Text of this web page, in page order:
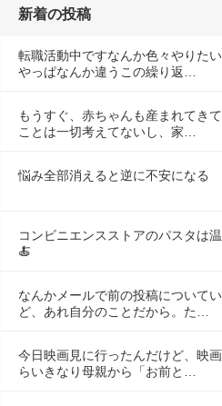
新着の投稿
転職活動中ですなんか色々やりた
やっぱなんか違うこの繰り返…
もうすぐ、赤ちゃんも産まれてき
ことは一切考えてないし、家…
悩み全部消えると逆に不安になる
コンビニエンスストアのパスタは
🍝
なんかメールで前の投稿について
ど、あれ自分のことだから。た…
今日映画見に行ったんだけど、映
らいきなり母親から「お前と…